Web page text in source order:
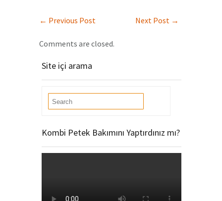
← Previous Post Next Post →
Comments are closed.
Site içi arama
Kombi Petek Bakımını Yaptırdınız mı?